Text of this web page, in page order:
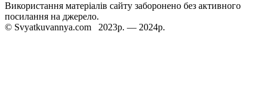
Використання матеріалів сайту заборонено без активного
посилання на джерело.
© Svyatkuvannya.com 2023р. — 2024р.